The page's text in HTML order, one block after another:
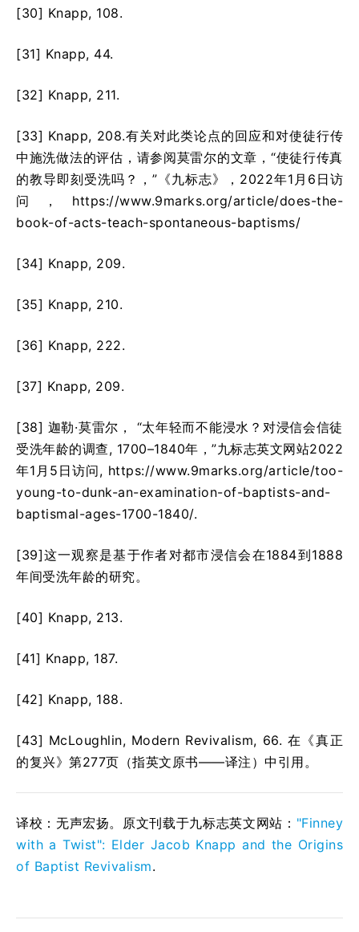
[30] Knapp, 108.
[31] Knapp, 44.
[32] Knapp, 211.
[33] Knapp, 208.有关对此类论点的回应和对使徒行传
中施洗做法的评估，请参阅莫雷尔的文章，“使徒行传真
的教导即刻受洗吗？，”《九标志》，2022年1月6日访
问，https://www.9marks.org/article/does-the-
book-of-acts-teach-spontaneous-baptisms/
[34] Knapp, 209.
[35] Knapp, 210.
[36] Knapp, 222.
[37] Knapp, 209.
[38] 迦勒·莫雷尔， “太年轻而不能浸水？对浸信会信徒
受洗年龄的调查, 1700–1840年，”九标志英文网站2022
年1月5日访问, https://www.9marks.org/article/too-
young-to-dunk-an-examination-of-baptists-and-
baptismal-ages-1700-1840/.
[39]这一观察是基于作者对都市浸信会在1884到1888
年间受洗年龄的研究。
[40] Knapp, 213.
[41] Knapp, 187.
[42] Knapp, 188.
[43] McLoughlin, Modern Revivalism, 66. 在《真正
的复兴》第277页（指英文原书——译注）中引用。
译校：无声宏扬。原文刊载于九标志英文网站： "Finney
with a Twist": Elder Jacob Knapp and the Origins
of Baptist Revivalism.